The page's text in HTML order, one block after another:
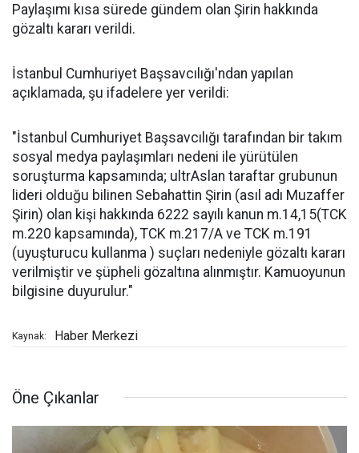
Paylaşımı kısa sürede gündem olan Şirin hakkında
gözaltı kararı verildi.
İstanbul Cumhuriyet Başsavcılığı'ndan yapılan
açıklamada, şu ifadelere yer verildi:
"İstanbul Cumhuriyet Başsavcılığı tarafından bir takım
sosyal medya paylaşımları nedeni ile yürütülen
soruşturma kapsamında; ultrAslan taraftar grubunun
lideri olduğu bilinen Sebahattin Şirin (asıl adı Muzaffer
Şirin) olan kişi hakkında 6222 sayılı kanun m.14,15(TCK
m.220 kapsamında), TCK m.217/A ve TCK m.191
(uyuşturucu kullanma ) suçları nedeniyle gözaltı kararı
verilmiştir ve şüpheli gözaltına alınmıştır. Kamuoyunun
bilgisine duyurulur."
Kaynak: Haber Merkezi
Öne Çıkanlar